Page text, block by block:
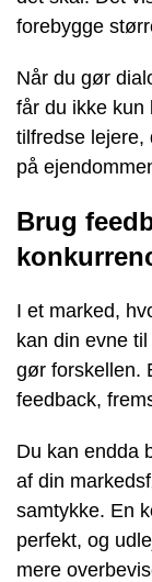
forebygge
Når du gør
får du ikke kun
tilfredse
på
Brug
I et marked,
kan din evne
gør forskellen.
feedback,
Du kan endda
af din
samtykke. En
perfekt, og
mere